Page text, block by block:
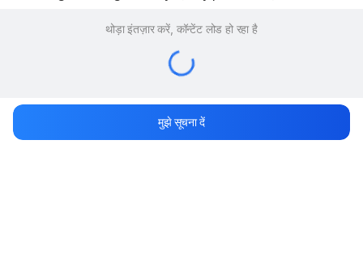
थोड़ा इंतज़ार करें, कॉन्टेंट लोड हो रहा है
मुझे सूचना दें